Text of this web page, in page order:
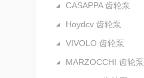
CASAPPA 齿轮泵
Hoydcv 齿轮泵
VIVOLO 齿轮泵
MARZOCCHI 齿轮泵